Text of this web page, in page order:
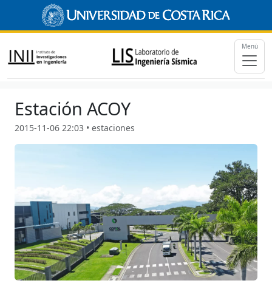
Menú
Estación ACOY
2015-11-06 22:03 • estaciones